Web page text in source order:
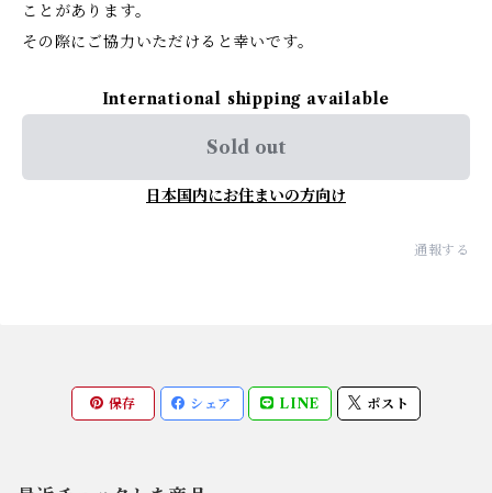
ことがあります。
その際にご協力いただけると幸いです。
International shipping available
Sold out
日本国内にお住まいの方向け
通報する
保存 シェア LINE ポスト